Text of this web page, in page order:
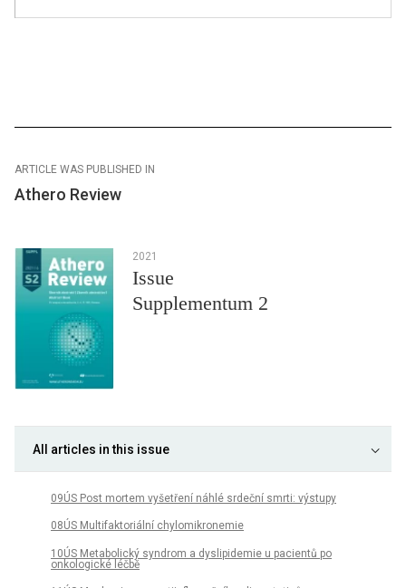
ARTICLE WAS PUBLISHED IN
Athero Review
2021
Issue
Supplementum 2
All articles in this issue
09ÚS Post mortem vyšetření náhlé srdeční smrti: výstupy
08ÚS Multifaktoriální chylomikronemie
10ÚS Metabolický syndrom a dyslipidemie u pacientů po
onkologické léčbě